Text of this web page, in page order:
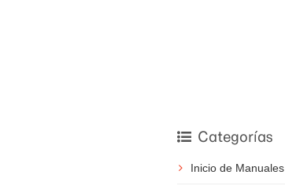
Categorías
Inicio de Manuales